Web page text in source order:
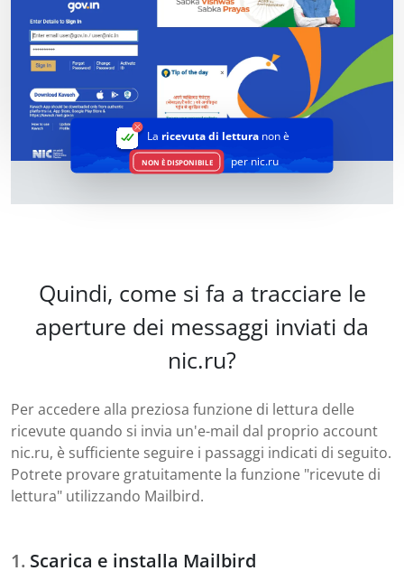
La ricevuta di lettura non è
NON È DISPONIBILE per nic.ru
Quindi, come si fa a tracciare le
aperture dei messaggi inviati da
nic.ru?
Per accedere alla preziosa funzione di lettura delle
ricevute quando si invia un'e-mail dal proprio account
nic.ru, è sufficiente seguire i passaggi indicati di seguito.
Potrete provare gratuitamente la funzione "ricevute di
lettura" utilizzando Mailbird.
Scarica e installa Mailbird